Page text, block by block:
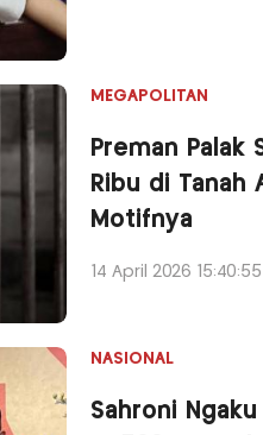
MEGAPOLITAN
Preman Palak
Ribu di Tanah
Motifnya
14 April 2026 15:40:55
NASIONAL
Sahroni